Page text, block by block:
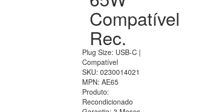
Compatível
Rec.
Plug Size: USB-C |
Compatível
SKU: 0230014021
MPN: AE65
Produto:
Recondicionado